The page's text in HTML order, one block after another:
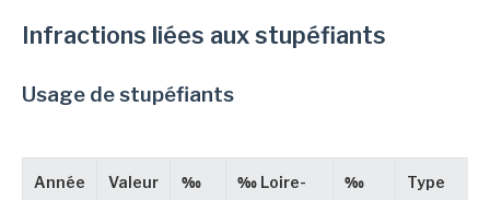
Infractions liées aux stupéfiants
Usage de stupéfiants
Année Valeur ‰
‰ Loire-
‰
Type